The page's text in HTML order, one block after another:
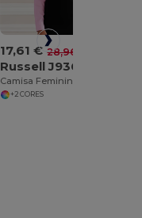
17,61 € 28,96 €
Russell J936F
+2 CORES